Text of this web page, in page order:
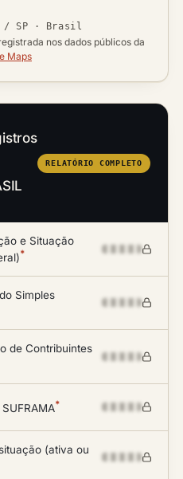
/ SP · Brasil
nos dados públicos da
Maps
RELATÓRIO COMPLETO
e Situação
*
Simples
de Contribuintes
*
(ativa ou